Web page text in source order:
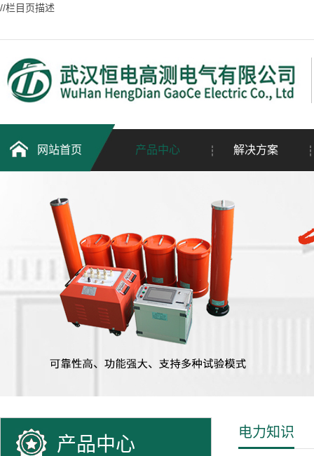
//栏目页描述
网站首页 产品中心 解决方案
产品中心
电力知识